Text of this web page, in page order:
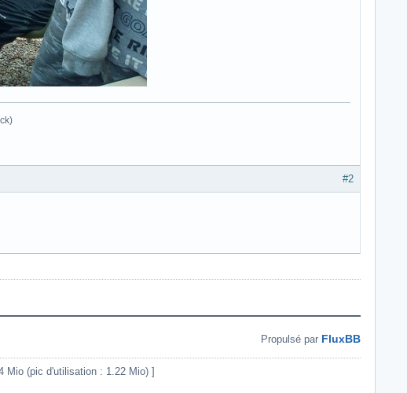
#2
Propulsé par FluxBB
Mio (pic d'utilisation : 1.22 Mio) ]